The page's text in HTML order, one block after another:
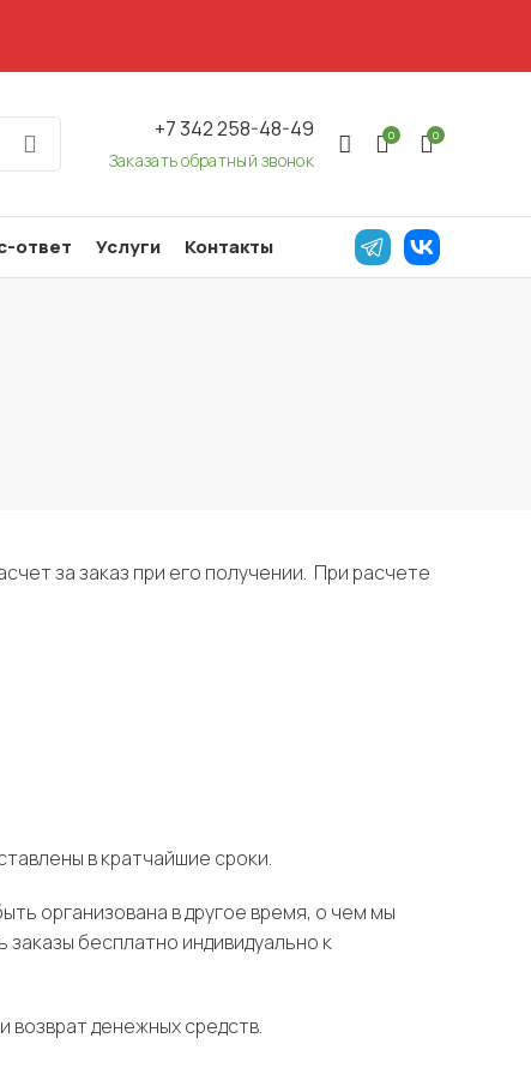
+7 342 258-48-49
Заказать обратный звонок
0 0
ответ Услуги Контакты
за заказ при его получении. При расчете
в кратчайшие сроки.
организована в другое время, о чем мы
бесплатно индивидуально к
возврат денежных средств.